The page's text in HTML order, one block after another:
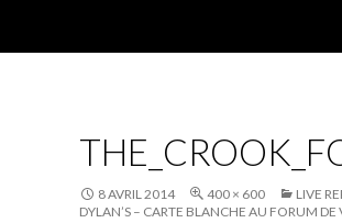
8 AVRIL 2014 400 × 600
LIVE
DYLAN’S – CARTE BLANCHE AU FORUM DE